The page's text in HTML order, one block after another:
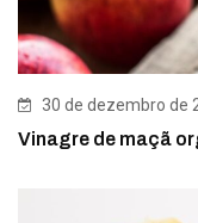
30 de dezembro de
Vinagre de maçã